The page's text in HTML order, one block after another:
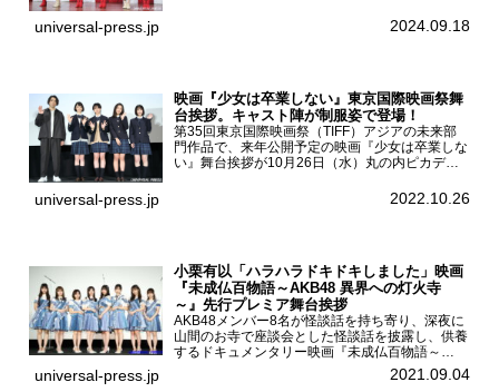
一ノ瀬美空、菅原咲月が都内にて開催された
universal-press.jp 2024.09.18
映画『少女は卒業しない』東京国際映画祭舞
台挨拶。キャスト陣が制服姿で登場！
第35回東京国際映画祭（TIFF）アジアの未来部
門作品で、来年公開予定の映画『少女は卒業しな
い』舞台挨拶が10月26日（水）丸の内ピカデリ
宮山莉渚、中井友望、監督の中川駿が登壇。映画
universal-press.jp 2022.10.26
小栗有以「ハラハラドキドキしました」映画
『未成仏百物語～AKB48 異界への灯火寺
～』先行プレミア舞台挨拶
AKB48メンバー8名が怪談話を持ち寄り、深夜に
山間のお寺で座談会とした怪談話を披露し、供養
するドキュメンタリー映画『未成仏百物語～
AKB48異界への灯火寺～』の先行プレミア舞台
挨拶が東京・ユナイテッド・シネマ豊洲で開催さ
universal-press.jp 2021.09.04